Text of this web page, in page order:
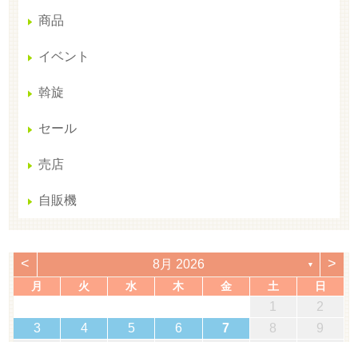
商品
イベント
斡旋
セール
売店
自販機
< 8月 2026 ▼ >
月 火 水 木 金 土 日
1
2
3
4 5 6 7 8
9